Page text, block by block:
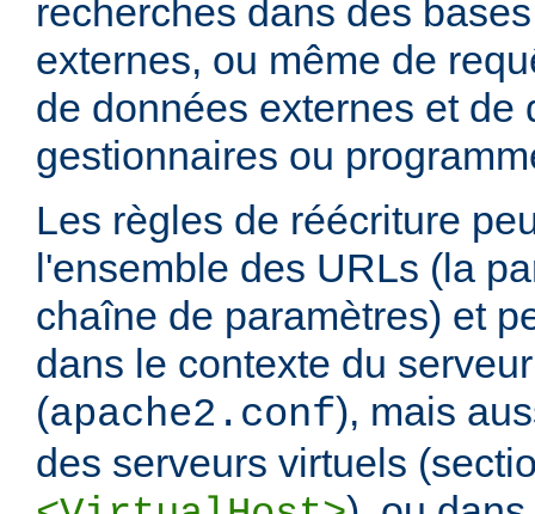
recherches dans des
externes, ou même de
de données externes et de
gestionnaires ou
Les règles de réécriture
l'ensemble des URLs (la
chaîne de paramètres) et
dans le contexte du
(apache2.conf), mais
des serveurs virtuels